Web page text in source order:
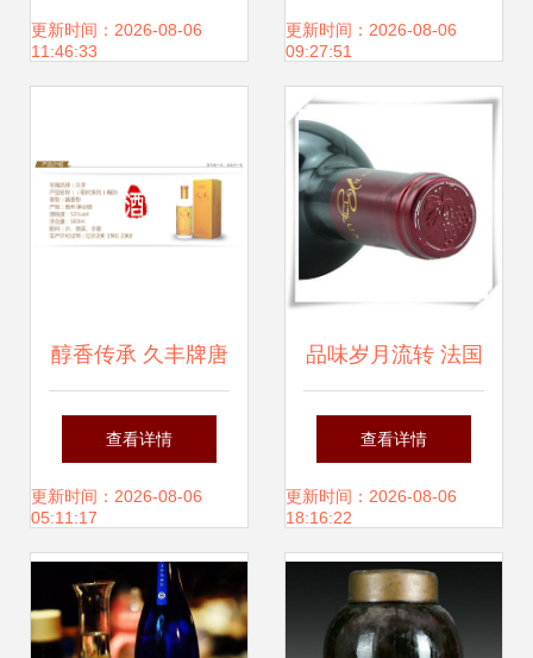
足以乱真的饮品美
更新时间：2026-08-06
11:46:33
更新时间：2026-08-06
09:27:51
醇香传承 久丰牌唐
韵朝代酒的酱香魅
力与正宗之源
查看详情
更新时间：2026-08-06
05:11:17
品味岁月流转 法国
老橡树干红葡萄酒
的供应链传奇与价
值探析
查看详情
更新时间：2026-08-06
18:16:22